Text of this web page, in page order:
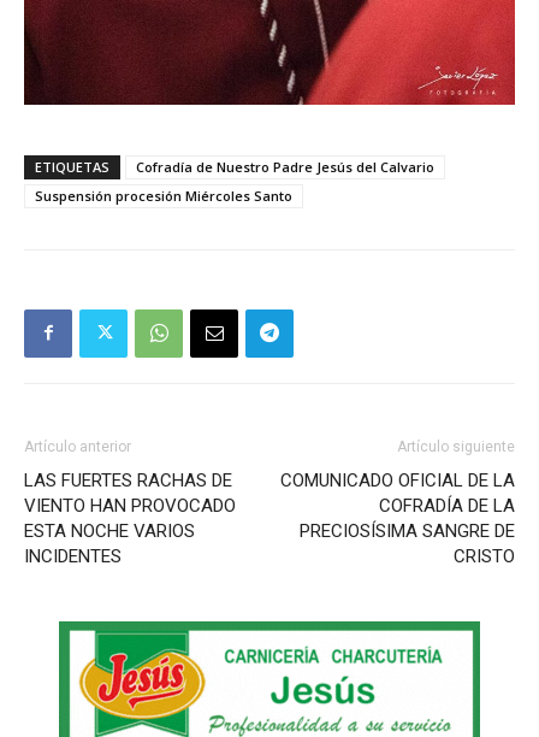
ETIQUETAS
Cofradía de Nuestro Padre Jesús del Calvario
Suspensión procesión Miércoles Santo
Artículo anterior
LAS FUERTES RACHAS DE
VIENTO HAN PROVOCADO
ESTA NOCHE VARIOS
INCIDENTES
Artículo siguiente
COMUNICADO OFICIAL DE LA
COFRADÍA DE LA
PRECIOSÍSIMA SANGRE DE
CRISTO